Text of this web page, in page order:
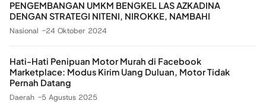
PENGEMBANGAN UMKM BENGKEL LAS AZKADINA
DENGAN STRATEGI NITENI, NIROKKE, NAMBAHI
Nasional 24 Oktober 2024
Hati-Hati Penipuan Motor Murah di Facebook
Marketplace: Modus Kirim Uang Duluan, Motor Tidak
Pernah Datang
Daerah 5 Agustus 2025